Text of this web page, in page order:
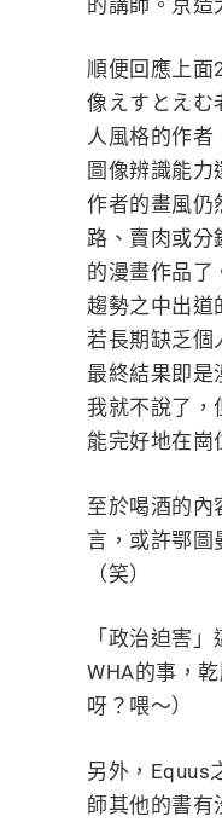
順便回應上面
像えすとえむ
人風格的作者
圖像辨識能
作者的畫風仍
路、賣肉或分
的漫畫作品了
趨勢之中出道
若長期缺乏個
最終結果即是
我就不說了，
能完好地在崗
至於喝酒的內
言，或許鄂圖
（笑）
「政治迫害
WHA的事，
呀？喂～）
另外，Equus
師其他的書有